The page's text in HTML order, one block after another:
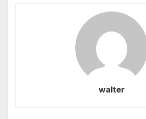
walter